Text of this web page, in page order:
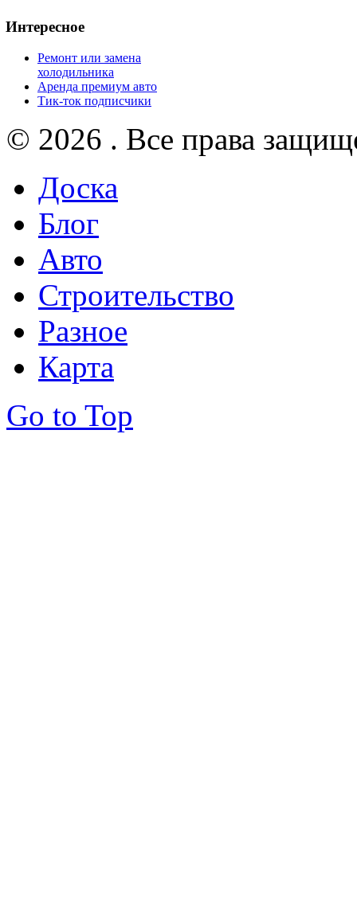
Интересное
Ремонт или замена
холодильника
Аренда премиум авто
Тик-ток подписчики
© 2026 . Все права
Доска
Блог
Авто
Строительство
Разное
Карта
Go to Top